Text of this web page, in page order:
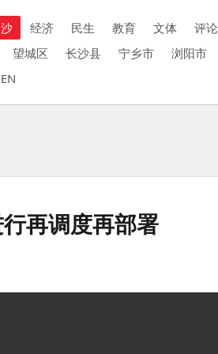
经济 民生 教育 文体 评论
望城区 长沙县 宁乡市 浏阳市
EN
再调度再部署